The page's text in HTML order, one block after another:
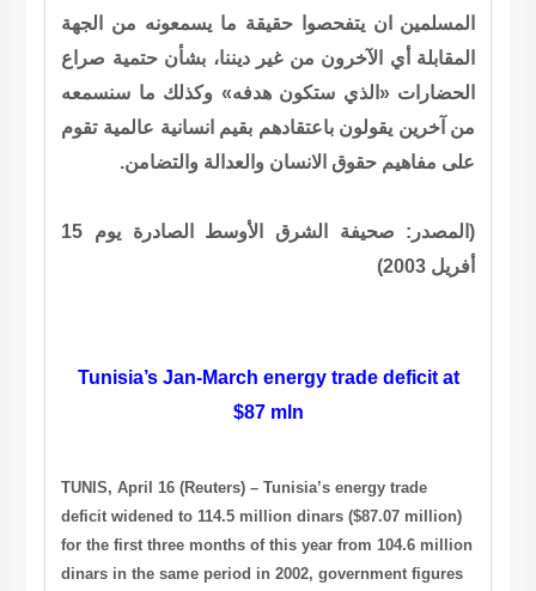
المسلمين ان يتفحصوا حقيقة ما يسمعونه من الجهة
المقابلة أي الآخرون من غير ديننا، بشأن حتمية صراع
الحضارات «الذي ستكون هدفه» وكذلك ما سنسمعه
من آخرين يقولون باعتقادهم بقيم انسانية عالمية تقوم
على مفاهيم حقوق الانسان والعدالة والتضامن.
(المصدر: صحيفة الشرق الأوسط الصادرة يوم 15
أفريل 2003
)
Tunisia’s Jan-March energy trade deficit at
$87 mln
TUNIS, April 16 (Reuters) – Tunisia’s energy trade
deficit widened to 114.5 million dinars ($87.07 million)
for the first three months of this year from 104.6 million
dinars in the same period in 2002, government figures